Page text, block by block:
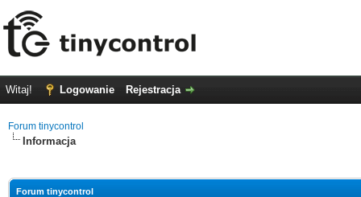
Witaj! Logowanie Rejestracja
Forum tinycontrol
Informacja
Forum tinycontrol